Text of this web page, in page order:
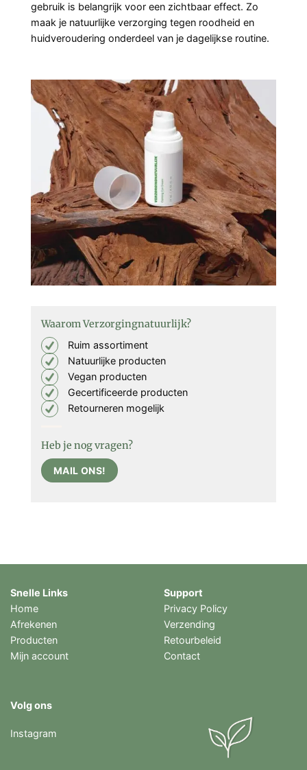
gebruik is belangrijk voor een zichtbaar effect. Zo
maak je natuurlijke verzorging tegen roodheid en
huidveroudering onderdeel van je dagelijkse routine.
Waarom Verzorgingnatuurlijk?
Ruim assortiment
Natuurlijke producten
Vegan producten
Gecertificeerde producten
Retourneren mogelijk
Heb je nog vragen?
MAIL ONS!
Snelle Links
Home
Afrekenen
Producten
Mijn account
Support
Privacy Policy
Verzending
Retourbeleid
Contact
Volg ons
Instagram